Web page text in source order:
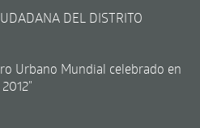
DEL DISTRITO
Urbano Mundial celebrado en